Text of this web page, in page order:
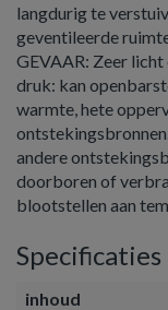
langdurig te
geventileerde
GEVAAR: Zeer
druk: kan
warmte, hete
andere
doorboren of
blootstellen aan
Specificaties
inhoud